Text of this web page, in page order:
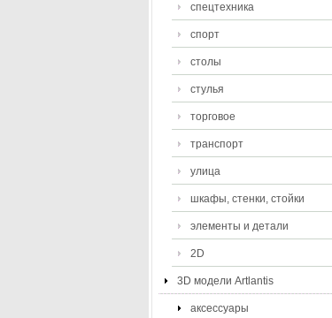
спецтехника
спорт
столы
стулья
торговое
транспорт
улица
шкафы, стенки, стойки
элементы и детали
2D
3D модели Artlantis
аксессуары